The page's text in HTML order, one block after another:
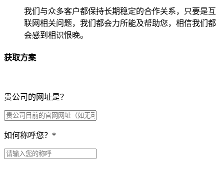
我们与众多客户都保持长期稳定的合作关系，只要是互
联网相关问题，我们都会力所能及帮助您，相信我们都
会感到相识恨晚。
获取方案
贵公司的网址是？
如何称呼您？ *